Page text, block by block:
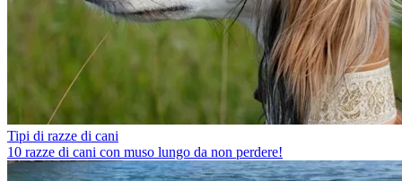
Tipi di razze di cani
10 razze di cani con muso lungo da non perdere!